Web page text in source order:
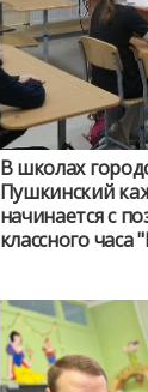
В школах
Пушкинский
начинается с
классного